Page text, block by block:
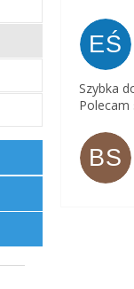
EŚ
Szybka
Polecam
BS